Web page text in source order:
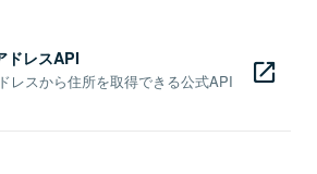
ドレスAPI
レスから住所を取得できる公式API